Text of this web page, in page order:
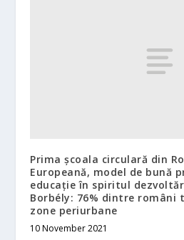
Prima școala circulară din
Europeană, model de bună
educație în spiritul
Borbély: 76% dintre români
zone periurbane
10 November 2021